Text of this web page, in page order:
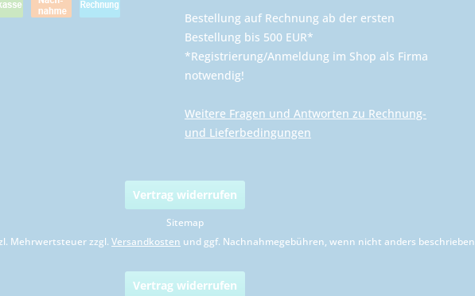
​Bestellung auf Rechnung ab der ersten
Bestellung bis 500 EUR*
*Registrierung/Anmeldung im Shop als Firma
notwendig!
Weitere Fragen und Antworten zu Rechnung-
und Lieferbedingungen
Vertrag widerrufen
Sitemap
Mehrwertsteuer zzgl. Versandkosten und ggf. Nachnahmegebühren, wenn nicht anders beschrieben
Vertrag widerrufen